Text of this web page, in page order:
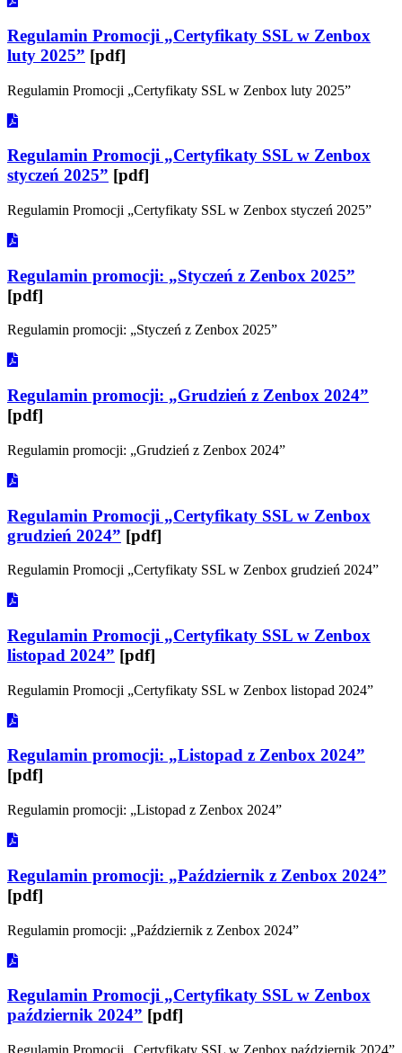
Regulamin Promocji „Certyfikaty SSL w Zenbox
luty 2025” [pdf]
Regulamin Promocji „Certyfikaty SSL w Zenbox luty 2025”
Regulamin Promocji „Certyfikaty SSL w Zenbox
styczeń 2025” [pdf]
Regulamin Promocji „Certyfikaty SSL w Zenbox styczeń 2025”
Regulamin promocji: „Styczeń z Zenbox 2025”
[pdf]
Regulamin promocji: „Styczeń z Zenbox 2025”
Regulamin promocji: „Grudzień z Zenbox 2024”
[pdf]
Regulamin promocji: „Grudzień z Zenbox 2024”
Regulamin Promocji „Certyfikaty SSL w Zenbox
grudzień 2024” [pdf]
Regulamin Promocji „Certyfikaty SSL w Zenbox grudzień 2024”
Regulamin Promocji „Certyfikaty SSL w Zenbox
listopad 2024” [pdf]
Regulamin Promocji „Certyfikaty SSL w Zenbox listopad 2024”
Regulamin promocji: „Listopad z Zenbox 2024”
[pdf]
Regulamin promocji: „Listopad z Zenbox 2024”
Regulamin promocji: „Październik z Zenbox 2024”
[pdf]
Regulamin promocji: „Październik z Zenbox 2024”
Regulamin Promocji „Certyfikaty SSL w Zenbox
październik 2024” [pdf]
Regulamin Promocji „Certyfikaty SSL w Zenbox październik 2024”